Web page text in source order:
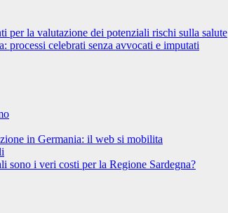
per la valutazione dei potenziali rischi sulla salute
processi celebrati senza avvocati e imputati
in Germania: il web si mobilita
sono i veri costi per la Regione Sardegna?